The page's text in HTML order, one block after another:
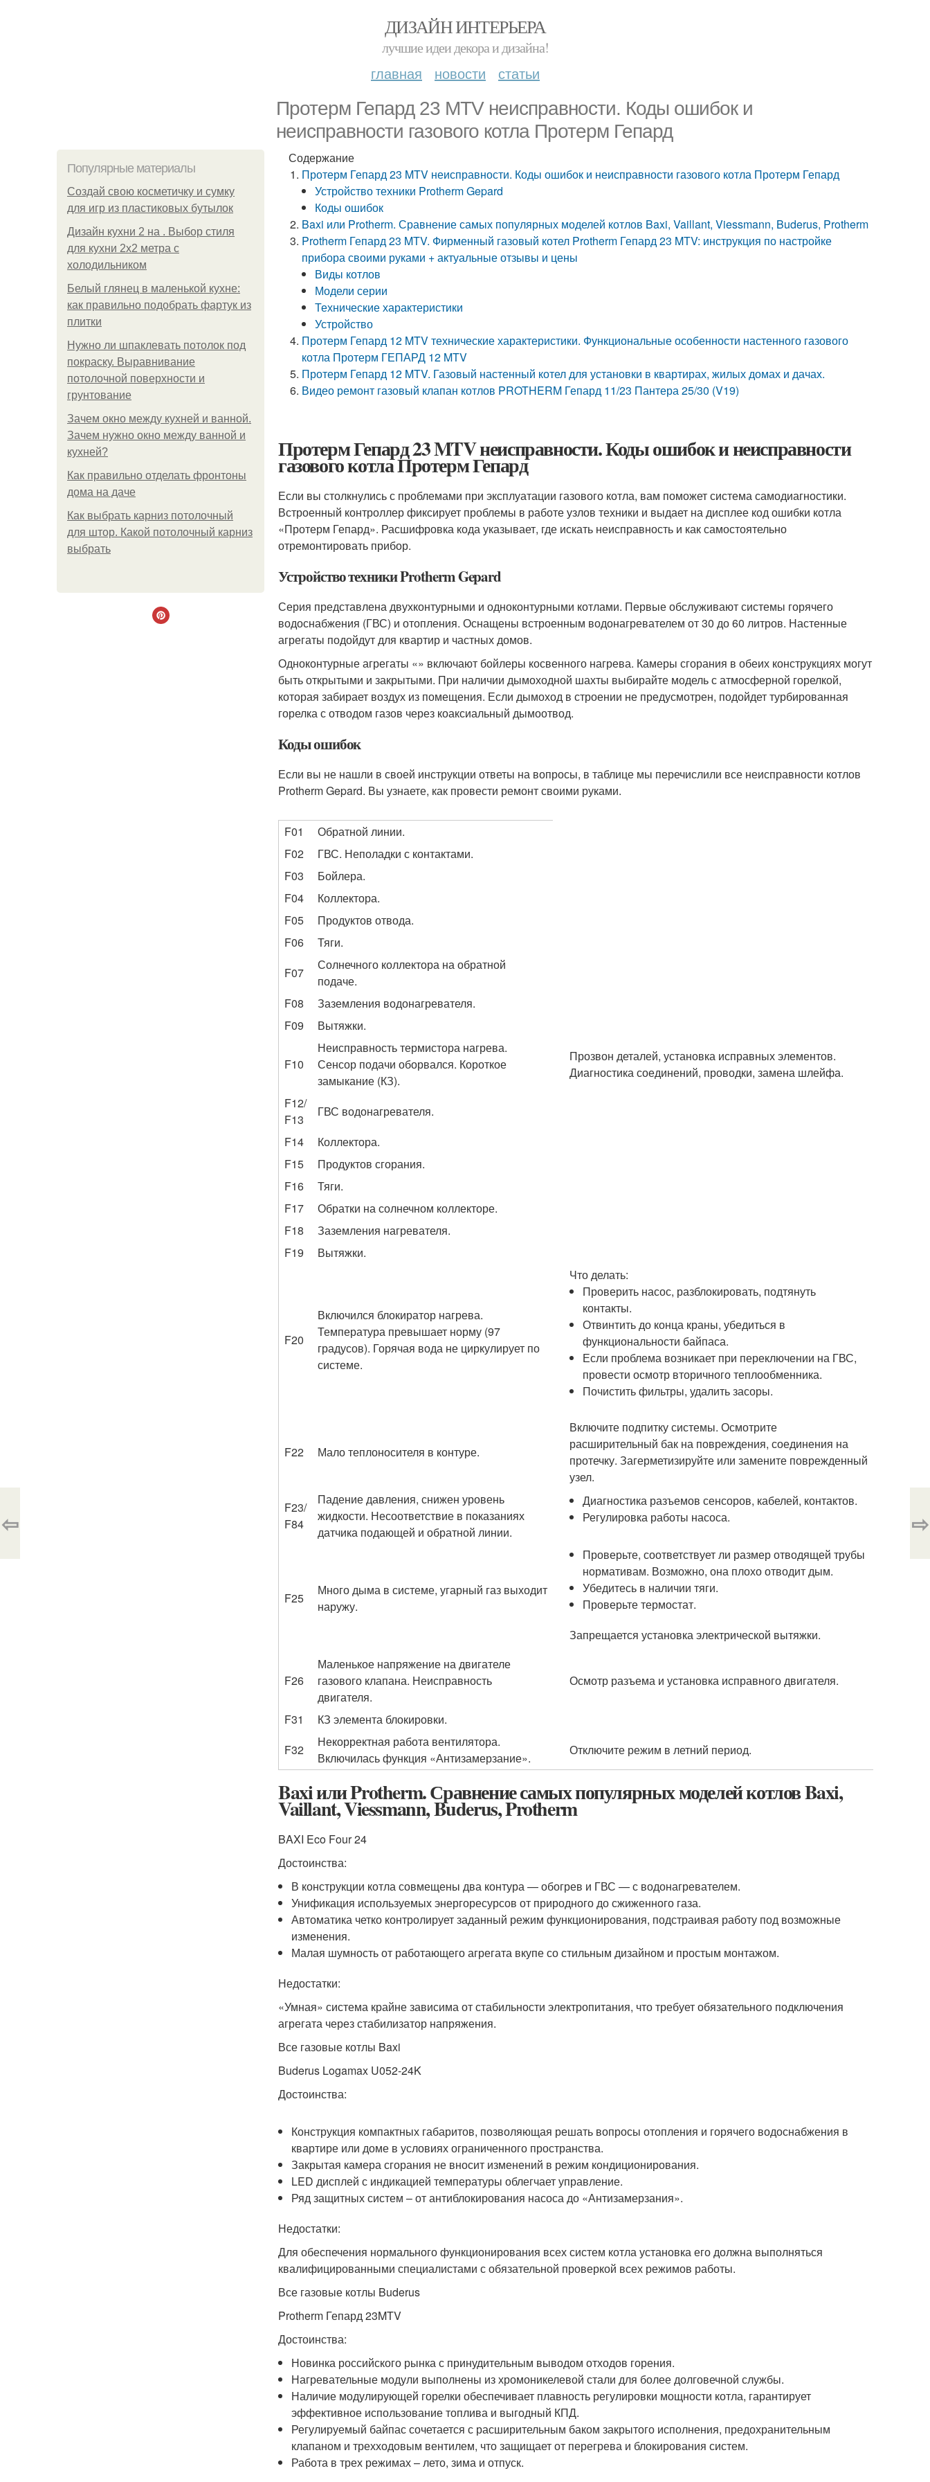
ДИЗАЙН ИНТЕРЬЕРА
лучшие идеи декора и дизайна!
главная новости статьи
Протерм Гепард 23 MTV неисправности. Коды ошибок и
неисправности газового котла Протерм Гепард
Популярные материалы
Создай свою косметичку и сумку
для игр из пластиковых бутылок
Дизайн кухни 2 на . Выбор стиля
для кухни 2х2 метра с
холодильником
Белый глянец в маленькой кухне:
как правильно подобрать фартук из
плитки
Нужно ли шпаклевать потолок под
покраску. Выравнивание
потолочной поверхности и
грунтование
Зачем окно между кухней и ванной.
Зачем нужно окно между ванной и
кухней?
Как правильно отделать фронтоны
дома на даче
Как выбрать карниз потолочный
для штор. Какой потолочный карниз
выбрать
Содержание
Протерм Гепард 23 MTV неисправности. Коды ошибок и неисправности газового котла Протерм Гепард
Устройство техники Protherm Gepard
Коды ошибок
Baxi или Protherm. Сравнение самых популярных моделей котлов Baxi, Vaillant, Viessmann, Buderus, Protherm
Protherm Гепард 23 MTV. Фирменный газовый котел Protherm Гепард 23 MTV: инструкция по настройке
прибора своими руками + актуальные отзывы и цены
Виды котлов
Модели серии
Технические характеристики
Устройство
Протерм Гепард 12 MTV технические характеристики. Функциональные особенности настенного газового
котла Протерм ГЕПАРД 12 MTV
Протерм Гепард 12 MTV. Газовый настенный котел для установки в квартирах, жилых домах и дачах.
Видео ремонт газовый клапан котлов PROTHERM Гепард 11/23 Пантера 25/30 (V19)
Протерм Гепард 23 MTV неисправности. Коды ошибок и неисправности
газового котла Протерм Гепард
Если вы столкнулись с проблемами при эксплуатации газового котла, вам поможет система самодиагностики.
Встроенный контроллер фиксирует проблемы в работе узлов техники и выдает на дисплее код ошибки котла
«Протерм Гепард». Расшифровка кода указывает, где искать неисправность и как самостоятельно
отремонтировать прибор.
Устройство техники Protherm Gepard
Серия представлена двухконтурными и одноконтурными котлами. Первые обслуживают системы горячего
водоснабжения (ГВС) и отопления. Оснащены встроенным водонагревателем от 30 до 60 литров. Настенные
агрегаты подойдут для квартир и частных домов.
Одноконтурные агрегаты «» включают бойлеры косвенного нагрева. Камеры сгорания в обеих конструкциях могут
быть открытыми и закрытыми. При наличии дымоходной шахты выбирайте модель с атмосферной горелкой,
которая забирает воздух из помещения. Если дымоход в строении не предусмотрен, подойдет турбированная
горелка с отводом газов через коаксиальный дымоотвод.
Коды ошибок
Если вы не нашли в своей инструкции ответы на вопросы, в таблице мы перечислили все неисправности котлов
Protherm Gepard. Вы узнаете, как провести ремонт своими руками.
F01
Обратной линии.
F02
ГВС. Неполадки с контактами.
F03
Бойлера.
F04
Коллектора.
F05
Продуктов отвода.
F06
Тяги.
F07
Солнечного коллектора на обратной
подаче.
F08
Заземления водонагревателя.
F09
Вытяжки.
F10
Неисправность термистора нагрева.
Сенсор подачи оборвался. Короткое
замыкание (КЗ).
Прозвон деталей, установка исправных элементов.
Диагностика соединений, проводки, замена шлейфа.
F12/
F13
ГВС водонагревателя.
F14
Коллектора.
F15
Продуктов сгорания.
F16
Тяги.
F17
Обратки на солнечном коллекторе.
F18
Заземления нагревателя.
F19
Вытяжки.
F20
Включился блокиратор нагрева.
Температура превышает норму (97
градусов). Горячая вода не циркулирует по
системе.
Что делать:
Проверить насос, разблокировать, подтянуть
контакты.
Отвинтить до конца краны, убедиться в
функциональности байпаса.
Если проблема возникает при переключении на ГВС,
провести осмотр вторичного теплообменника.
Почистить фильтры, удалить засоры.
F22 Мало теплоносителя в контуре.
Включите подпитку системы. Осмотрите
расширительный бак на повреждения, соединения на
протечку. Загерметизируйте или замените поврежденный
узел.
F23/
F84
Падение давления, снижен уровень
жидкости. Несоответствие в показаниях
датчика подающей и обратной линии.
Диагностика разъемов сенсоров, кабелей, контактов.
Регулировка работы насоса.
F25
Много дыма в системе, угарный газ выходит
наружу.
Проверьте, соответствует ли размер отводящей трубы
нормативам. Возможно, она плохо отводит дым.
Убедитесь в наличии тяги.
Проверьте термостат.
Запрещается установка электрической вытяжки.
F26
Маленькое напряжение на двигателе
газового клапана. Неисправность
двигателя.
Осмотр разъема и установка исправного двигателя.
F31
КЗ элемента блокировки.
F32
Некорректная работа вентилятора.
Включилась функция «Антизамерзание».
Отключите режим в летний период.
Baxi или Protherm. Сравнение самых популярных моделей котлов Baxi,
Vaillant, Viessmann, Buderus, Protherm
BAXI Eco Four 24
Достоинства:
В конструкции котла совмещены два контура — обогрев и ГВС — с водонагревателем.
Унификация используемых энергоресурсов от природного до сжиженного газа.
Автоматика четко контролирует заданный режим функционирования, подстраивая работу под возможные
изменения.
Малая шумность от работающего агрегата вкупе со стильным дизайном и простым монтажом.
Недостатки:
«Умная» система крайне зависима от стабильности электропитания, что требует обязательного подключения
агрегата через стабилизатор напряжения.
Все газовые котлы Baxi
Buderus Logamax U052-24K
Достоинства:
Конструкция компактных габаритов, позволяющая решать вопросы отопления и горячего водоснабжения в
квартире или доме в условиях ограниченного пространства.
Закрытая камера сгорания не вносит изменений в режим кондиционирования.
LED дисплей с индикацией температуры облегчает управление.
Ряд защитных систем – от антиблокирования насоса до «Антизамерзания».
Недостатки:
Для обеспечения нормального функционирования всех систем котла установка его должна выполняться
квалифицированными специалистами с обязательной проверкой всех режимов работы.
Все газовые котлы Buderus
Protherm Гепард 23MTV
Достоинства:
Новинка российского рынка с принудительным выводом отходов горения.
Нагревательные модули выполнены из хромоникелевой стали для более долговечной службы.
Наличие модулирующей горелки обеспечивает плавность регулировки мощности котла, гарантирует
эффективное использование топлива и выгодный КПД.
Регулируемый байпас сочетается с расширительным баком закрытого исполнения, предохранительным
клапаном и трехходовым вентилем, что защищает от перегрева и блокирования систем.
Работа в трех режимах – лето, зима и отпуск.
⇦ ⇨